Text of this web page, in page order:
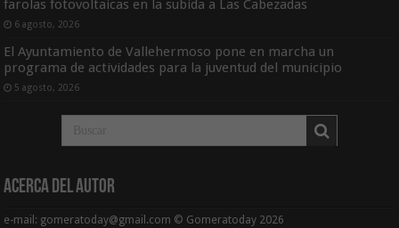
farolas fotovoltaicas en la subida a Las Cabezadas
6 agosto, 2026
El Ayuntamiento de Vallehermoso pone en marcha un
programa de actividades para la juventud del municipio
5 agosto, 2026
Acerca del Autor
e-mail: gomeratoday@gmail.com © Gomeratoday 2026